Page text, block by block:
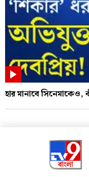
হার মানাবে সিনেমাকেও,